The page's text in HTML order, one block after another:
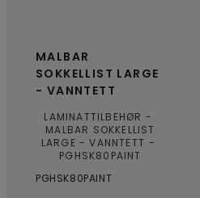
MALBAR
SOKKELLIST LARGE
- VANNTETT
LAMINATTILBEHØR
MALBAR SOKKELLIST
LARGE - VANNTETT
PGHSK80PAINT
PGHSK80PAINT